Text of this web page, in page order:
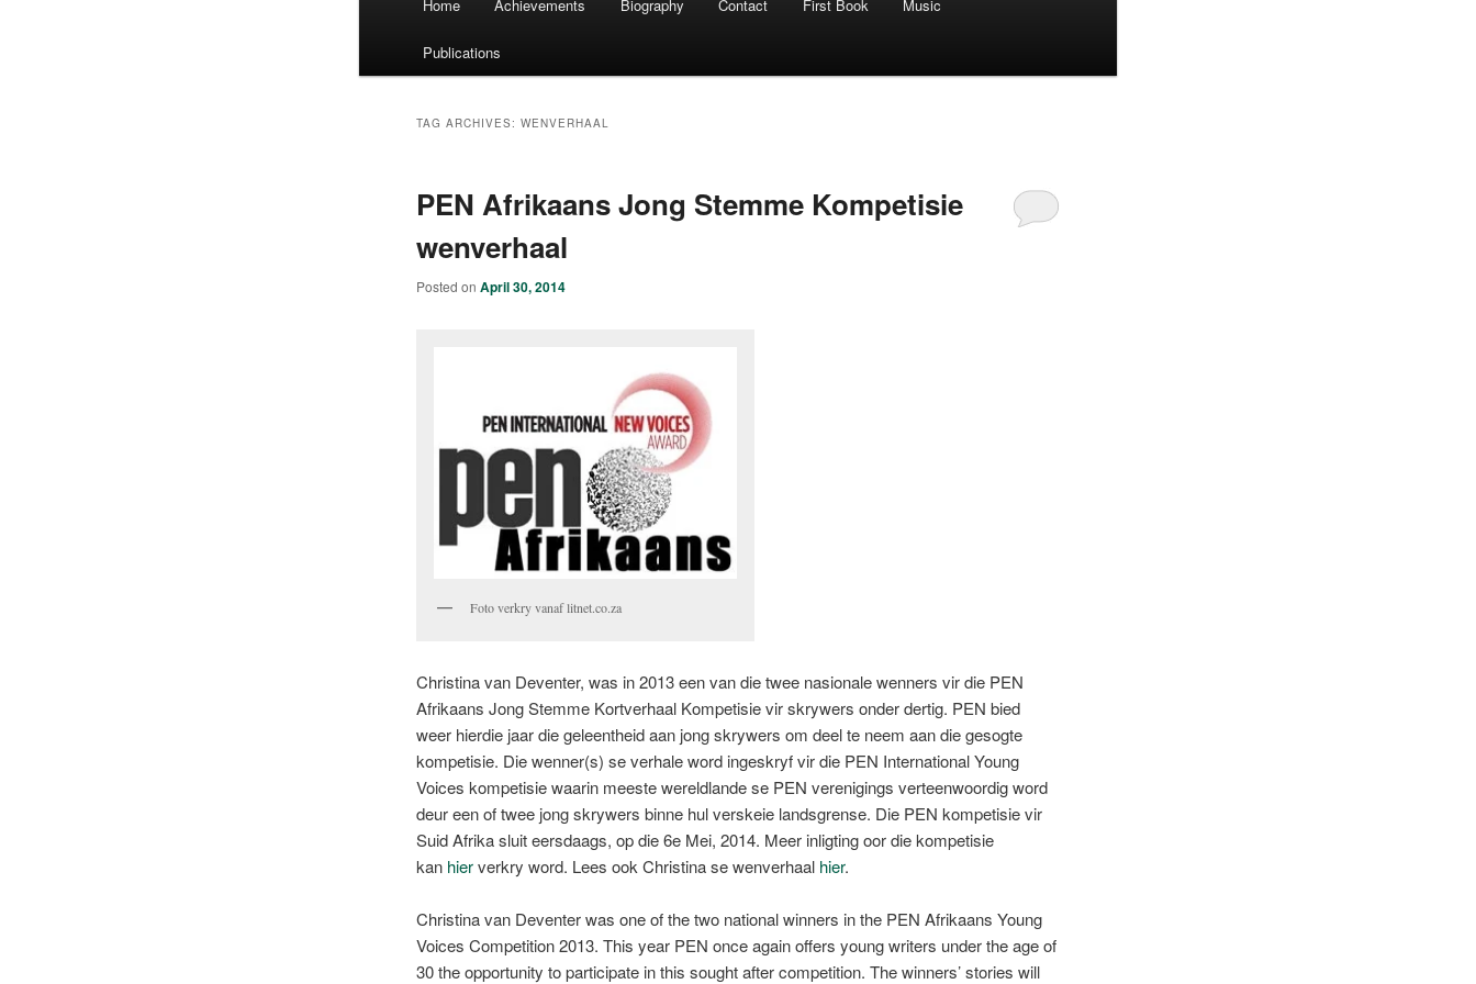
Home Achievements Biography Contact First Book Music
Publications
TAG ARCHIVES:WENVERHAAL
PEN Afrikaans Jong Stemme Kompetisie
wenverhaal
Posted onApril 30, 2014
Foto verkry vanaf litnet.co.za
Christina van Deventer, was in 2013 een van die twee nasionale wenners vir die PEN
Afrikaans Jong Stemme Kortverhaal Kompetisie vir skrywers onder dertig. PEN bied
weer hierdie jaar die geleentheid aan jong skrywers om deel te neem aan die gesogte
kompetisie. Die wenner(s) se verhale word ingeskryf vir die PEN International Young
Voices kompetisie waarin meeste wereldlande se PEN verenigings verteenwoordig word
deur een of twee jong skrywers binne hul verskeie landsgrense. Die PEN kompetisie vir
Suid Afrika sluit eersdaags, op die 6e Mei, 2014. Meer inligting oor die kompetisie
kan hierverkry word. Lees ook Christina se wenverhaal hier.
Christina van Deventer was one of the two national winners in the PEN Afrikaans Young
Voices Competition 2013. This year PEN once again offers young writers under the age of
30 the opportunity to participate in this sought after competition. The winners’ stories will